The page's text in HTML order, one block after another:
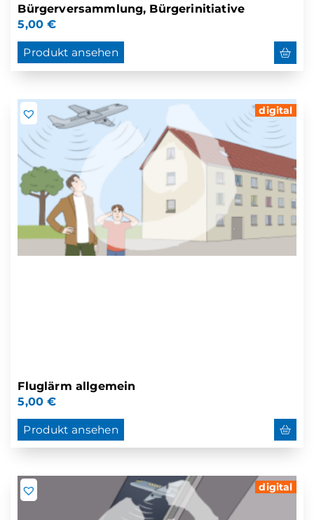
Bürgerversammlung, Bürgerinitiative
5,00€
Produkt ansehen
digital
Fluglärm allgemein
5,00€
Produkt ansehen
digital